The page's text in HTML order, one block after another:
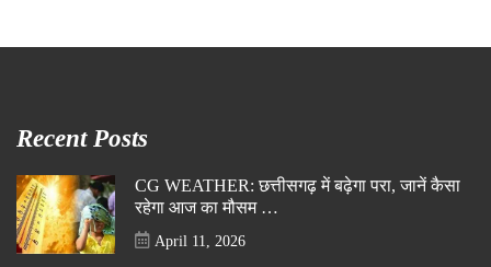
Recent Posts
CG WEATHER: छत्तीसगढ़ में बढ़ेगा परा, जानें कैसा
रहेगा आज का मौसम …
April 11, 2026